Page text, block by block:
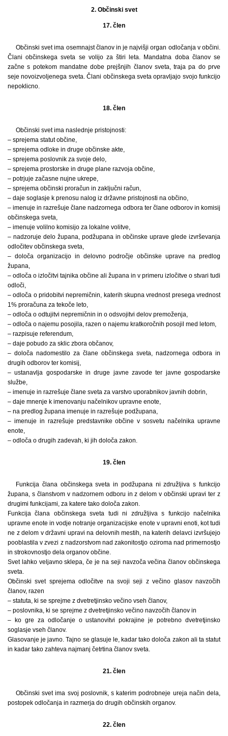
2. Občinski svet
17. člen
Občinski svet ima osemnajst članov in je najvišji organ odločanja v občini.
Člani občinskega sveta se volijo za štiri leta. Mandatna doba članov se
začne s potekom mandatne dobe prejšnjih članov sveta, traja pa do prve
seje novoizvoljenega sveta. Člani občinskega sveta opravljajo svojo funkcijo
nepoklicno.
18. člen
Občinski svet ima naslednje pristojnosti:
– sprejema statut občine,
– sprejema odloke in druge občinske akte,
– sprejema poslovnik za svoje delo,
– sprejema prostorske in druge plane razvoja občine,
– potrjuje začasne nujne ukrepe,
– sprejema občinski proračun in zaključni račun,
– daje soglasje k prenosu nalog iz državne pristojnosti na občino,
– imenuje in razrešuje člane nadzornega odbora ter člane odborov in komisij
občinskega sveta,
– imenuje volilno komisijo za lokalne volitve,
– nadzoruje delo župana, podžupana in občinske uprave glede izvrševanja
odločitev občinskega sveta,
– določa organizacijo in delovno področje občinske uprave na predlog
župana,
– odloča o izločitvi tajnika občine ali župana in v primeru izločitve o stvari tudi
odloči,
– odloča o pridobitvi nepremičnin, katerih skupna vrednost presega vrednost
1% proračuna za tekoče leto,
– odloča o odtujitvi nepremičnin in o odsvojitvi delov premoženja,
– odloča o najemu posojila, razen o najemu kratkoročnih posojil med letom,
– razpisuje referendum,
– daje pobudo za sklic zbora občanov,
– določa nadomestilo za člane občinskega sveta, nadzornega odbora in
drugih odborov ter komisij,
– ustanavlja gospodarske in druge javne zavode ter javne gospodarske
službe,
– imenuje in razrešuje člane sveta za varstvo uporabnikov javnih dobrin,
– daje mnenje k imenovanju načelnikov upravne enote,
– na predlog župana imenuje in razrešuje podžupana,
– imenuje in razrešuje predstavnike občine v sosvetu načelnika upravne
enote,
– odloča o drugih zadevah, ki jih določa zakon.
19. člen
Funkcija člana občinskega sveta in podžupana ni združljiva s funkcijo
župana, s članstvom v nadzornem odboru in z delom v občinski upravi ter z
drugimi funkcijami, za katere tako določa zakon.
Funkcija člana občinskega sveta tudi ni združljiva s funkcijo načelnika
upravne enote in vodje notranje organizacijske enote v upravni enoti, kot tudi
ne z delom v državni upravi na delovnih mestih, na katerih delavci izvršujejo
pooblastila v zvezi z nadzorstvom nad zakonitostjo oziroma nad primernostjo
in strokovnostjo dela organov občine.
Svet lahko veljavno sklepa, če je na seji navzoča večina članov občinskega
sveta.
Občinski svet sprejema odločitve na svoji seji z večino glasov navzočih
članov, razen
– statuta, ki se sprejme z dvetretjinsko večino vseh članov,
– poslovnika, ki se sprejme z dvetretjinsko večino navzočih članov in
– ko gre za odločanje o ustanovitvi pokrajine je potrebno dvetretjinsko
soglasje vseh članov.
Glasovanje je javno. Tajno se glasuje le, kadar tako določa zakon ali ta statut
in kadar tako zahteva najmanj četrtina članov sveta.
21. člen
Občinski svet ima svoj poslovnik, s katerim podrobneje ureja način dela,
postopek odločanja in razmerja do drugih občinskih organov.
22. člen